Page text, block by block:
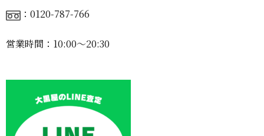
：0120-787-766
営業時間：10:00〜20:30